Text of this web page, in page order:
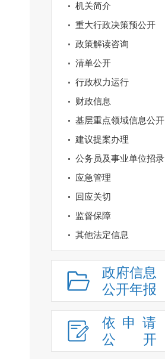
机关简介
重大行政决策预公开
政策解读咨询
清单公开
行政权力运行
财政信息
基层重点领域信息公开
建议提案办理
公务员及事业单位招录
应急管理
回应关切
监督保障
其他法定信息
政府信息
公开年报
依申请
公
开